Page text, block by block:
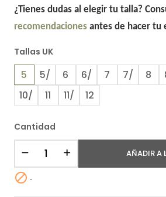
¿Tienes dudas al elegir tu talla?
recomendacionesantes de hacer tu
Tallas UK
5 5/ 6 6/ 7 7/ 8
10/
11 11/ 12
Cantidad
AÑADIR A
 .